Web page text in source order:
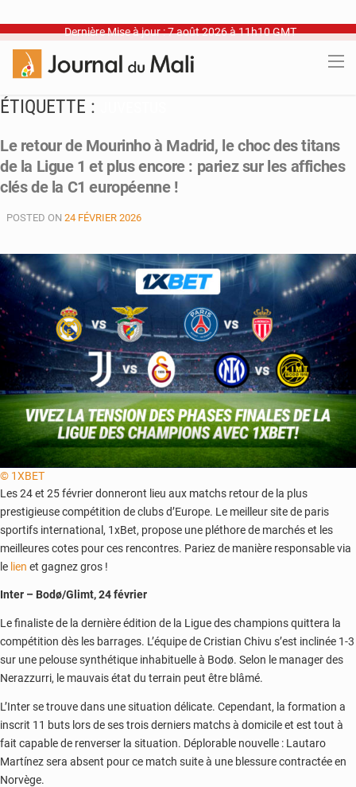
Dernière Mise à jour : 7 août 2026 à 11h10 GMT
ÉTIQUETTE :
Le retour de Mourinho à Madrid, le choc des titans
de la Ligue 1 et plus encore : pariez sur les affiches
clés de la C1 européenne !
POSTED ON 24 FÉVRIER 2026
© 1XBET
Les 24 et 25 février donneront lieu aux matchs retour de la plus
prestigieuse compétition de clubs d’Europe. Le meilleur site de paris
sportifs international, 1xBet, propose une pléthore de marchés et les
meilleures cotes pour ces rencontres. Pariez de manière responsable via
le lien et gagnez gros !
Inter – Bodø/Glimt, 24 février
Le finaliste de la dernière édition de la Ligue des champions quittera la
compétition dès les barrages. L’équipe de Cristian Chivu s’est inclinée 1-3
sur une pelouse synthétique inhabituelle à Bodø. Selon le manager des
Nerazzurri, le mauvais état du terrain peut être blâmé.
L’Inter se trouve dans une situation délicate. Cependant, la formation a
inscrit 11 buts lors de ses trois derniers matchs à domicile et est tout à
fait capable de renverser la situation. Déplorable nouvelle : Lautaro
Martínez sera absent pour ce match suite à une blessure contractée en
Norvège.